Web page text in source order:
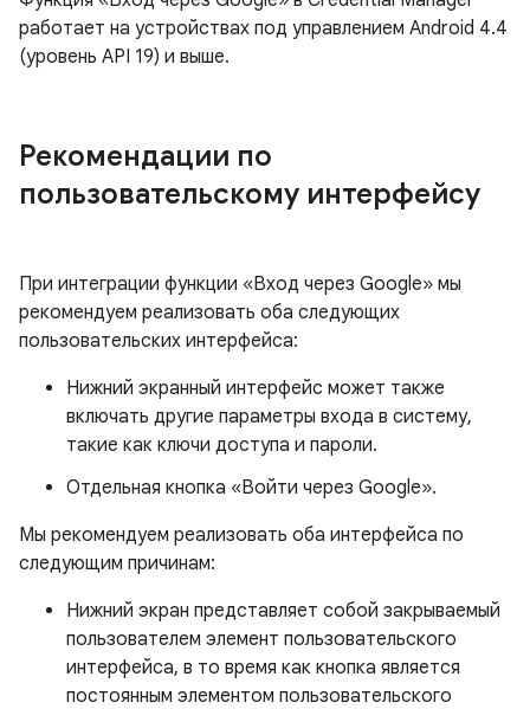
работает на устройствах под управлением Android 4.4
(уровень API 19) и выше.
Рекомендации по
пользовательскому интерфейсу
При интеграции функции «Вход через Google» мы
рекомендуем реализовать оба следующих
пользовательских интерфейса:
Нижний экранный интерфейс может также
включать другие параметры входа в систему,
такие как ключи доступа и пароли.
Отдельная кнопка «Войти через Google».
Мы рекомендуем реализовать оба интерфейса по
следующим причинам:
Нижний экран представляет собой закрываемый
пользователем элемент пользовательского
интерфейса, в то время как кнопка является
постоянным элементом пользовательского